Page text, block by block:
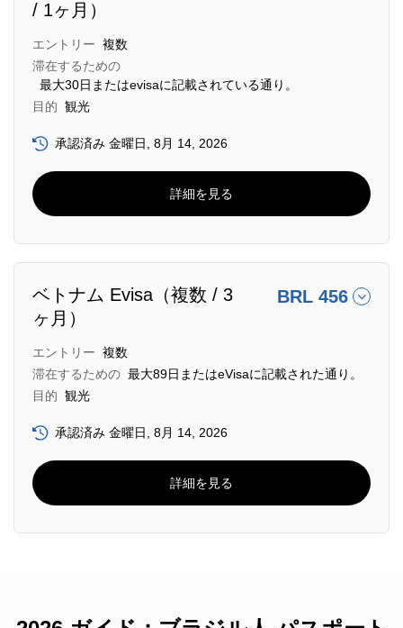
/ 1ヶ月）
エントリー 複数
滞在するための
最大30日またはevisaに記載されている通り。
目的 観光
承認済み 金曜日, 8月 14, 2026
詳細を見る
ベトナム Evisa（複数 / 3
ヶ月）
BRL 456
エントリー 複数
滞在するための 最大89日またはeVisaに記載された通り。
目的 観光
承認済み 金曜日, 8月 14, 2026
詳細を見る